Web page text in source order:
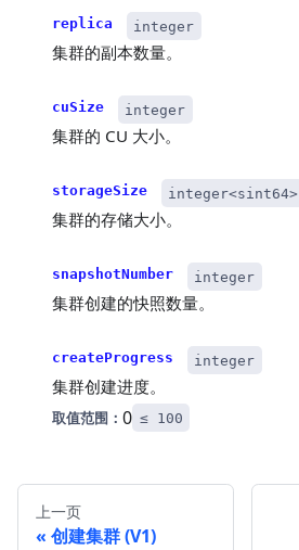
replica integer
集群的副本数量。
cuSize integer
集群的 CU 大小。
storageSize integer<sint64>
集群的存储大小。
snapshotNumber integer
集群创建的快照数量。
createProgress integer
集群创建进度。
取值范围： 0 ≤ 100
上一页
创建集群 (V1)